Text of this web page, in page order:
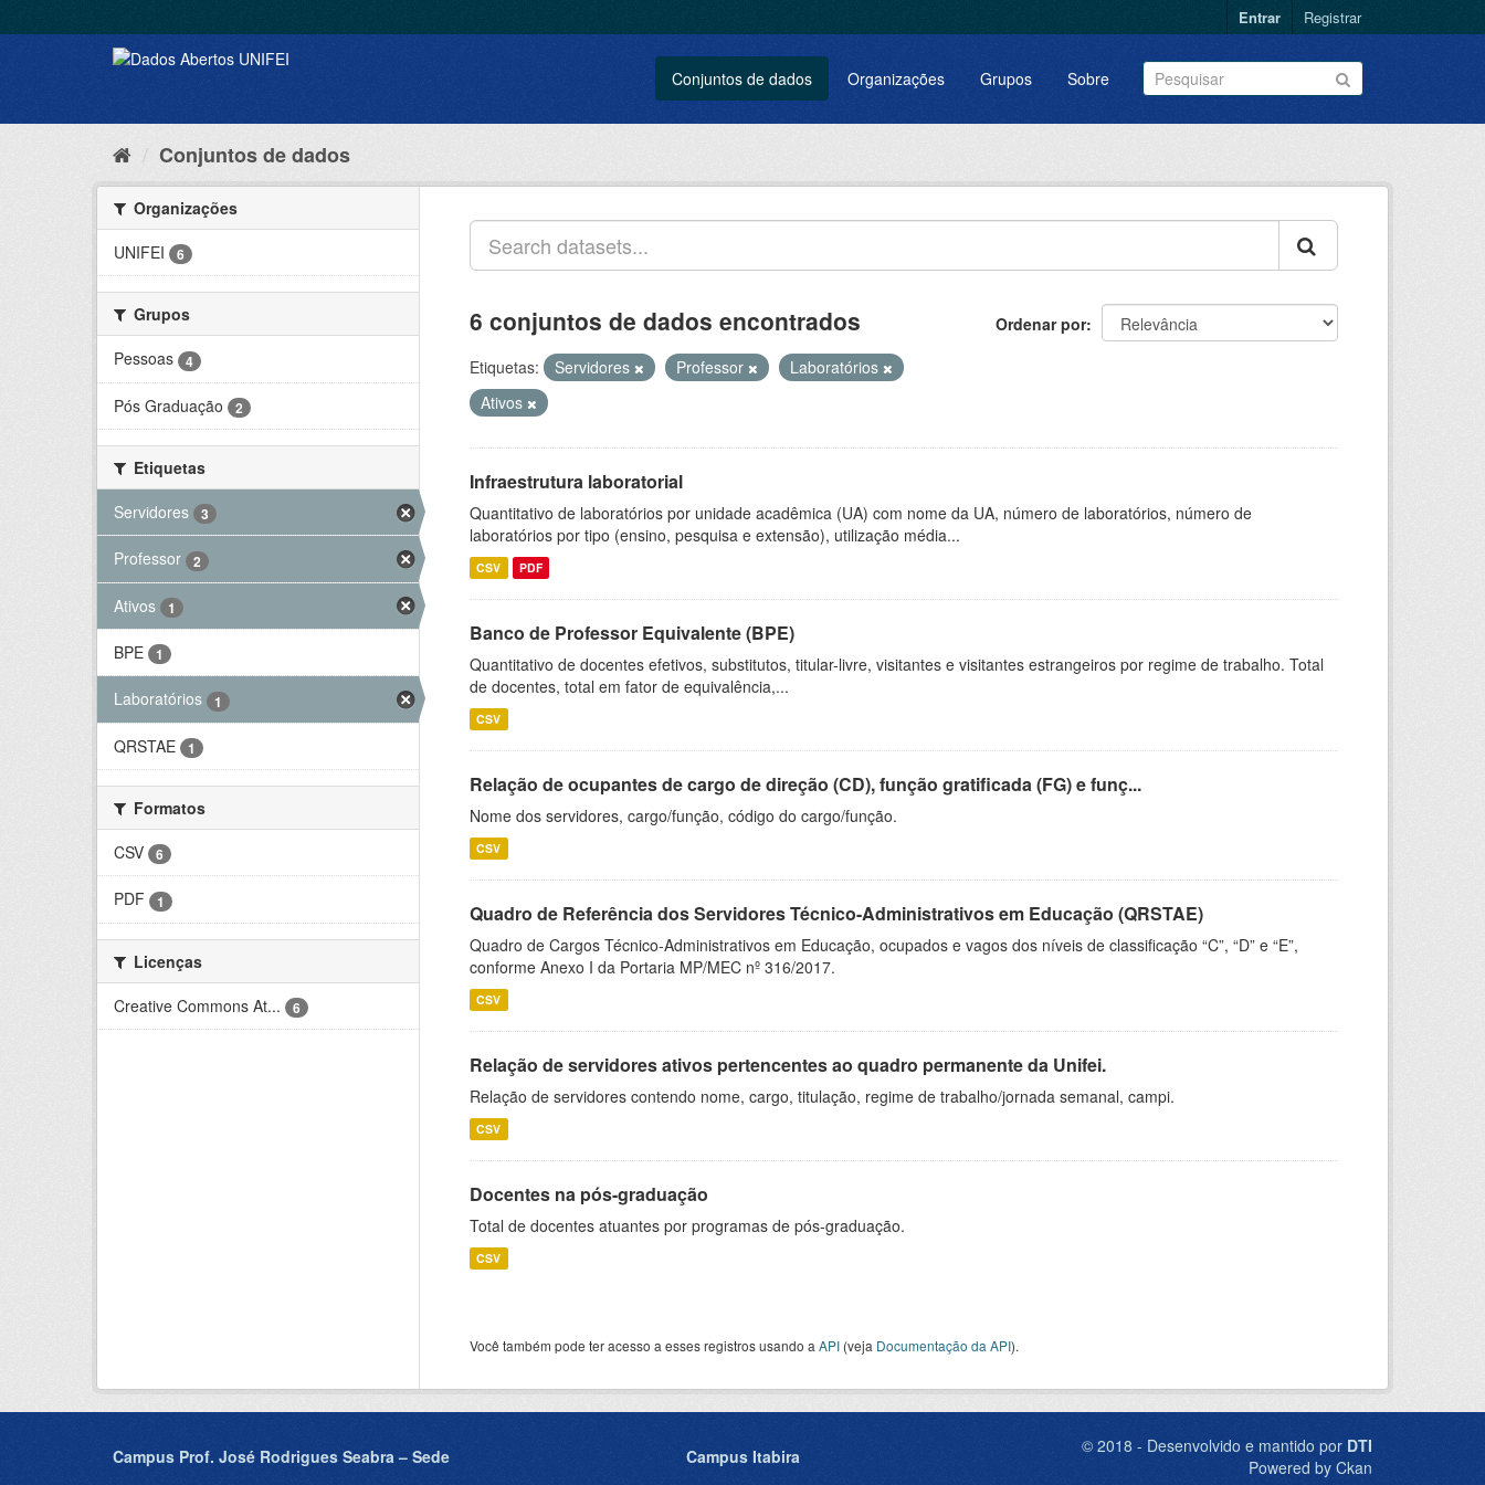
Entrar Registrar
Conjuntos de dados Organizações Grupos Sobre
Conjuntos de dados
Organizações
UNIFEI
6
Grupos
Pessoas
4
Pós Graduação 2
Etiquetas
Servidores
3
Professor 2
Ativos 1
BPE 1
Laboratórios 1
QRSTAE 1
Formatos
CSV
6
PDF 1
Licenças
Creative Commons At...
6
Ordenar por
6 conjuntos de dados encontrados
Etiquetas: Servidores Professor
Laboratórios
Ativos
Infraestrutura laboratorial
Quantitativo de laboratórios por unidade acadêmica (UA) com nome da UA, número de laboratórios, número de
laboratórios por tipo (ensino, pesquisa e extensão), utilização média...
CSV PDF
Banco de Professor Equivalente (BPE)
Quantitativo de docentes efetivos, substitutos, titular-livre, visitantes e visitantes estrangeiros por regime de trabalho. Total
de docentes, total em fator de equivalência,...
CSV
Relação de ocupantes de cargo de direção (CD), função gratificada (FG) e funç...
Nome dos servidores, cargo/função, código do cargo/função.
CSV
Quadro de Referência dos Servidores Técnico-Administrativos em Educação (QRSTAE)
Quadro de Cargos Técnico-Administrativos em Educação, ocupados e vagos dos níveis de classificação “C”, “D” e “E”,
conforme Anexo I da Portaria MP/MEC nº 316/2017.
CSV
Relação de servidores ativos pertencentes ao quadro permanente da Unifei.
Relação de servidores contendo nome, cargo, titulação, regime de trabalho/jornada semanal, campi.
CSV
Docentes na pós-graduação
Total de docentes atuantes por programas de pós-graduação.
CSV
Você também pode ter acesso a esses registros usando a API (veja Documentação da API).
Campus Prof. José Rodrigues Seabra – Sede
Campus Itabira
© 2018 - Desenvolvido e mantido por DTI
Powered by Ckan